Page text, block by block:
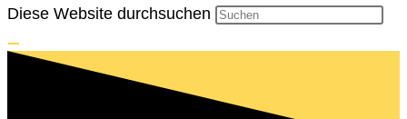
Diese Website durchsuchen